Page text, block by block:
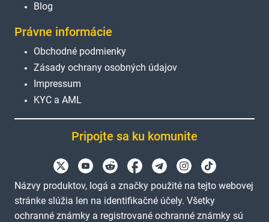
Blog
Právne informácie
Obchodné podmienky
Zásady ochrany osobných údajov
Impressum
KYC a AML
Pripojte sa ku komunite
Názvy produktov, logá a značky použité na tejto webovej
stránke slúžia len na identifikačné účely. Všetky
ochranné známky a registrované ochranné známky sú